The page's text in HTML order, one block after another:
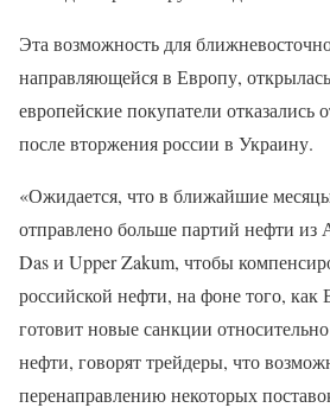
Эта возможность для
направляющейся в Европу,
европейские покупатели отказались
после вторжения россии в Украину.
«Ожидается, что в ближайшие
отправлено больше партий нефти
Das и Upper Zakum, чтобы
российской нефти, на фоне того,
готовит новые санкции
нефти, говорят трейдеры, что
перенаправлению некоторых